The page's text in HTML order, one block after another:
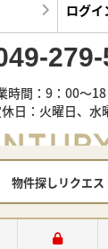
物件探しリクエス
ログイ
時間：9：00～
日：火曜日、水
チュリー21明和